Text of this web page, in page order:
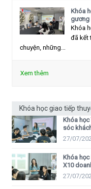
Khóa
gương
Khóa
đã kết
chuyện, những...
Xem thêm
Khóa học giao tiếp
Khóa
sóc
27/07/
Khóa
X10
27/07/